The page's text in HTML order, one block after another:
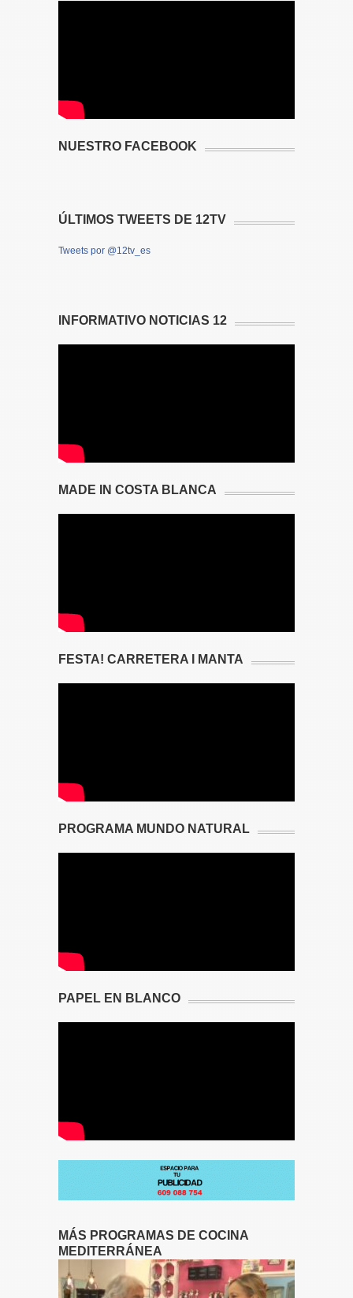
NUESTRO FACEBOOK
ÚLTIMOS TWEETS DE 12TV
Tweets por @12tv_es
INFORMATIVO NOTICIAS 12
MADE IN COSTA BLANCA
FESTA! CARRETERA I MANTA
PROGRAMA MUNDO NATURAL
PAPEL EN BLANCO
MÁS PROGRAMAS DE COCINA
MEDITERRÁNEA